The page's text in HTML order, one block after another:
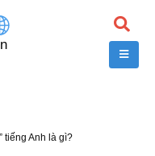
tiếng Anh là gì?